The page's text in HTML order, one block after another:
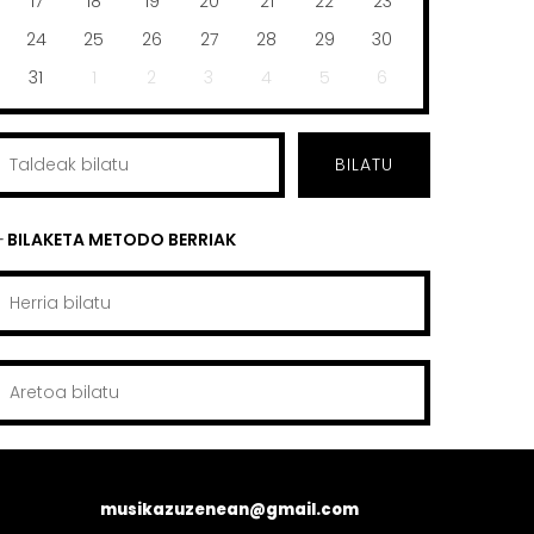
24
25 26 27 28 29
30
31
1 2 3 4 5 6
BILATU
BILAKETA METODO BERRIAK
musikazuzenean@gmail.com